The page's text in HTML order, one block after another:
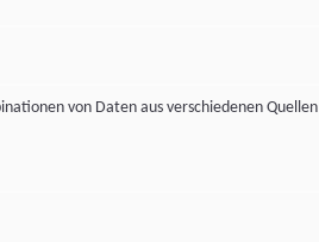
von Daten aus verschiedenen Quellen